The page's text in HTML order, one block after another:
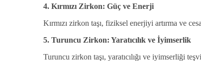
4. Kırmızı Zirkon: Güç ve Enerji
Kırmızı zirkon taşı, fiziksel enerjiyi artırma ve
5. Turuncu Zirkon: Yaratıcılık ve İyimserlik
Turuncu zirkon taşı, yaratıcılığı ve iyimserliği